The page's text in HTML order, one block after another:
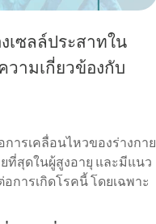
เซลล์ประสาทใน
ามเกี่ยวข้องกับ
ารเคลื่อนไหวของร่างกาย
ที่สุดในผู้สูงอายุ และมีแนว
การเกิดโรคนี้ โดยเฉพาะ